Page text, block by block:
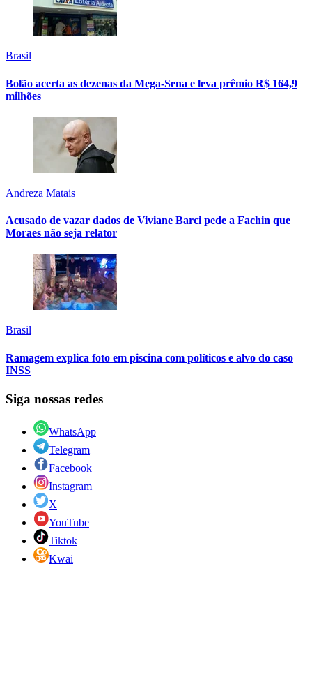
Brasil
Bolão acerta as dezenas da Mega-Sena e leva prêmio R$ 164,9
milhões
Andreza Matais
Acusado de vazar dados de Viviane Barci pede a Fachin que
Moraes não seja relator
Brasil
Ramagem explica foto em piscina com políticos e alvo do caso
INSS
Siga nossas redes
WhatsApp
Telegram
Facebook
Instagram
X
YouTube
Tiktok
Kwai